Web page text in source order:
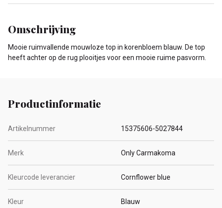
Omschrijving
Mooie ruimvallende mouwloze top in korenbloem blauw. De top
heeft achter op de rug plooitjes voor een mooie ruime pasvorm.
Productinformatie
Artikelnummer 15375606-5027844
Merk Only Carmakoma
Kleurcode leverancier Cornflower blue
Kleur Blauw